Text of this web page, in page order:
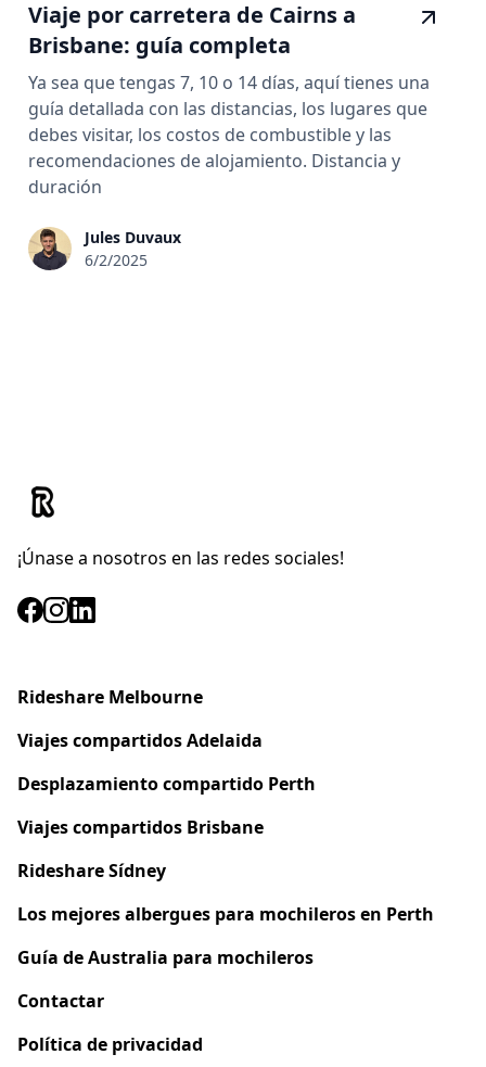
Viaje por carretera de Cairns a
Brisbane: guía completa
Ya sea que tengas 7, 10 o 14 días, aquí tienes una
guía detallada con las distancias, los lugares que
debes visitar, los costos de combustible y las
recomendaciones de alojamiento. Distancia y
duración
Jules Duvaux
6/2/2025
¡Únase a nosotros en las redes sociales!
Rideshare Melbourne
Viajes compartidosAdelaida
Desplazamiento compartido Perth
Viajes compartidos Brisbane
Rideshare Sídney
Los mejores albergues para mochileros en Perth
Guía de Australia para mochileros
Contactar
Política de privacidad